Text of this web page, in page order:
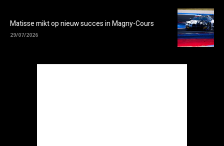
Matisse mikt op nieuw succes in Magny-Cours
29/07/2026